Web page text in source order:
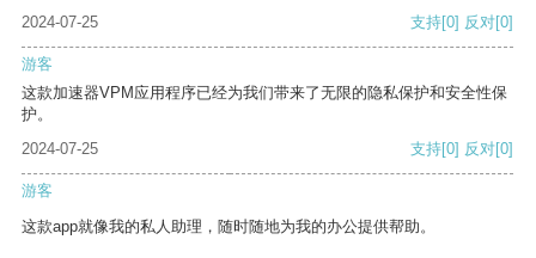
2024-07-25 支持[0] 反对[0]
游客
这款加速器VPM应用程序已经为我们带来了无限的隐私保护和安全性保
护。
2024-07-25
支持[0] 反对[0]
游客
这款app就像我的私人助理，随时随地为我的办公提供帮助。